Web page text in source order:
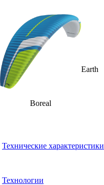
Boreal
Earth
Технические характеристики
Технологии